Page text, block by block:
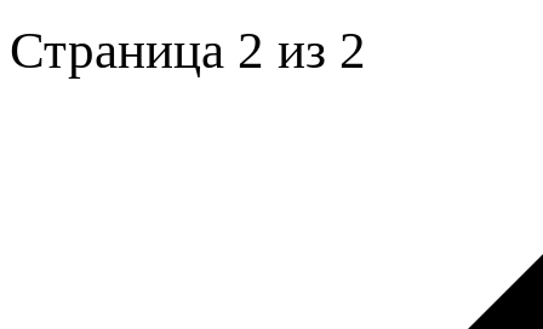
Страница 2 из 2